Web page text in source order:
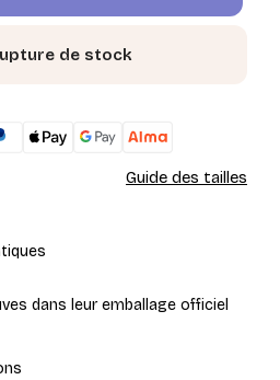
de stock
Guide des tailles
dans leur emballage officiel